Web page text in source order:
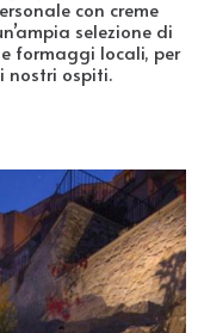
con creme
selezione di
formaggi locali, per
nostri ospiti.